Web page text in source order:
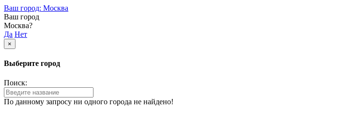
Ваш город: Москва
Ваш город
Москва?
Да Нет
×
Выберите город
Поиск:
По данному запросу ни одного города не найдено!